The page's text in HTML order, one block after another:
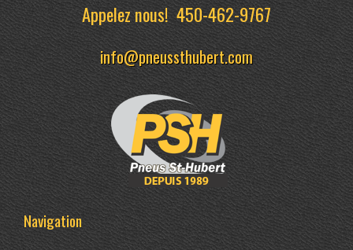
Appelez nous!450-462-9767
info@pneussthubert.com
Navigation